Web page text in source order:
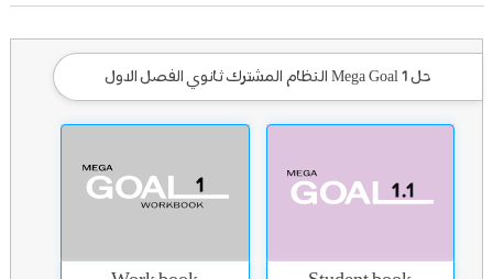
حل Mega Goal 1 النظام المشترك ثانوي الفصل الاول